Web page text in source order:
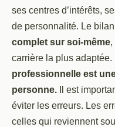
ses centres d’intérêts,
de personnalité. Le
complet sur soi-même,
carrière la plus adaptée.
professionnelle est
personne. Il est
éviter les erreurs. Les
celles qui reviennent